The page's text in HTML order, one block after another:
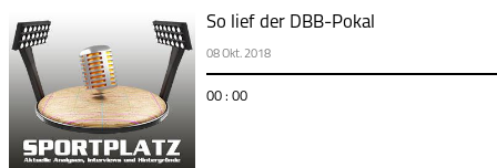
So lief der DBB-Pokal
08 Okt. 2018
00 : 00